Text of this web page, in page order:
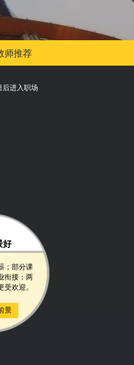
师推荐
后进入职场
好
；部分课
衔接；两
受欢迎。
景